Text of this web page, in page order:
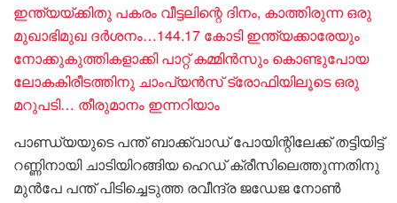
ഇന്ത്യയ്ക്കിതു പകരം വീട്ടലിന്റെ ദിനം, കാത്തിരുന്ന ഒരു
മുഖാഭിമുഖ ദർശനം…144.17 കോടി ഇന്ത്യക്കാരേയും
നോക്കുകുത്തികളാക്കി പാറ്റ് കമ്മിൻസും കൊണ്ടുപോയ
ലോകകിരീടത്തിനു ചാംപ്യൻസ് ട്രോഫിയിലൂടെ ഒരു
മറുപടി… തീരുമാനം ഇന്നറിയാം
പാണ്ഡ്യയുടെ പന്ത് ബാക്ക്‌വാഡ് പോയിന്റിലേക്ക് തട്ടിയിട്ട്
റണ്ണിനായി ചാടിയിറങ്ങിയ ഹെഡ് ക്രീസിലെത്തുന്നതിനു
മുൻപേ പന്ത് പിടിച്ചെടുത്ത രവീന്ദ്ര ജഡേജ നോൺ